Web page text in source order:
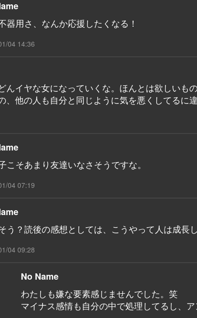
器用さ、なんか応援したくなる！
04 14:36
んイヤな女になっていくな。ほんとは欲しいも
、他の人も自分と同じように気を悪くしてるに違
こそあまり友達いなさそうですな。
04 07:19
う？読後の感想としては、こうやって人は成長
04 09:28
No Name
わたしも嫌な要素感じませんでした。笑
マイナス感情も自分の中で処理してるし、ア